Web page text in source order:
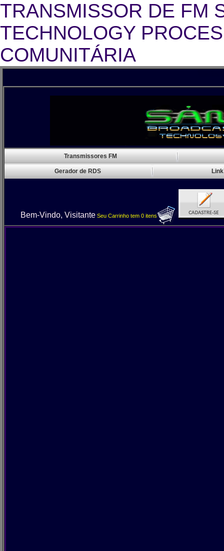
TRANSMISSOR DE FM
TECHNOLOGY
COMUNITÁRIA
Transmissores FM
Gerador de RDS
Bem-Vindo, Visitante Seu Carrinho tem 0 itens